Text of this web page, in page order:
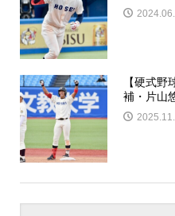
【硬式
補・片山